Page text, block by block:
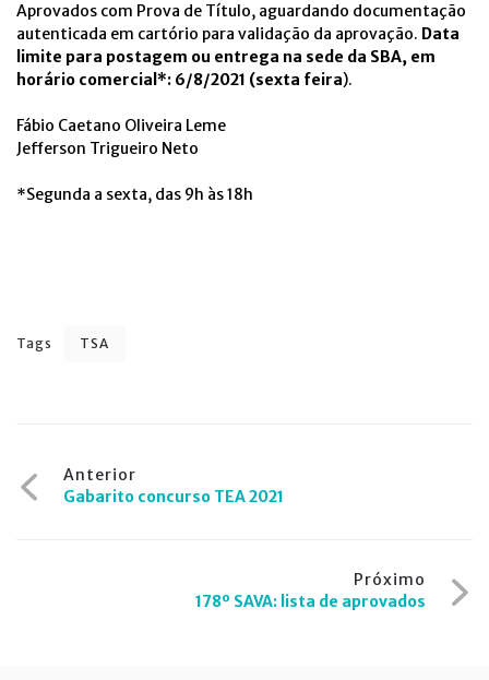
Aprovados com Prova de Título, aguardando documentação
autenticada em cartório para validação da aprovação. Data
limite para postagem ou entrega na sede da SBA, em
horário comercial*: 6/8/2021 (sexta feira).
Fábio Caetano Oliveira Leme
Jefferson Trigueiro Neto
*Segunda a sexta, das 9h às 18h
Tags TSA
Navegação
de
Anterior
Gabarito concurso TEA 2021
Próximo
178º SAVA: lista de aprovados